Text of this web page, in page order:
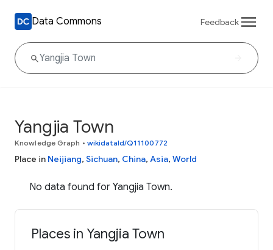
Data Commons Feedback
Yangjia Town
Knowledge Graph • wikidataId/Q11100772
Place in Neijiang, Sichuan, China, Asia, World
No data found for Yangjia Town.
Places in Yangjia Town